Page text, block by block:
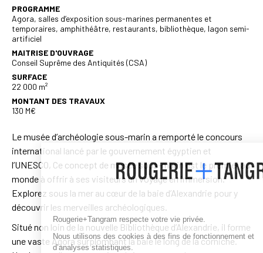
PROGRAMME
Agora, salles d’exposition sous-marines permanentes et
temporaires, amphithéâtre, restaurants, bibliothèque, lagon semi-
artificiel
MAITRISE D'OUVRAGE
Conseil Suprême des Antiquités (CSA)
SURFACE
22 000 m²
MONTANT DES TRAVAUX
130 M€
Le musée d’archéologie sous-marin a remporté le concours
international lancé par le gouvernement égyptien et
l’UNESCO, Ce concept de musée sous-marin est le premier au
monde à offrir à ses visiteurs un voyage en immersion.
Explorez sous la mer au cœur de la baie d’Alexandrie pour y
découvrir les merveilles archéologiques.
Situé non loin de la nouvelle Bibliothèque d’Alexandrie, il forme
une vaste Agora surplombant la baie le long de la corniche.
Rougerie+Tangram respecte votre vie privée.
Nous utilisons des cookies à des fins de fonctionnement et
d’analyses statistiques.